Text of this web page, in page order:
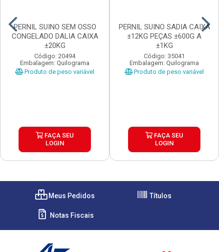
PERNIL SUINO SEM OSSO
CONGELADO DALIA CAIXA
±20KG
Código: 20494
Embalagem: Quilograma
Produto de peso variável
FAÇA SEU
LOGIN
PERNIL SUINO SADIA CAIXA
±12KG PEÇAS ±600G A
±1KG
Código: 35041
Embalagem: Quilograma
Produto de peso variável
FAÇA SEU
LOGIN
Meus Pedidos Títulos
Notas Fiscais